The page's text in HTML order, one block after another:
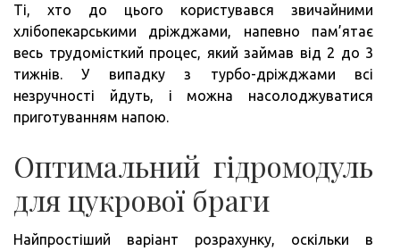
Ті, хто до цього користувався звичайними
хлібопекарськими дріжджами, напевно пам’ятає
весь трудомісткий процес, який займав від 2 до 3
тижнів. У випадку з турбо-дріжджами всі
незручності йдуть, і можна насолоджуватися
приготуванням напою.
Оптимальний гідромодуль
для цукрової браги
Найпростіший варіант розрахунку, оскільки в